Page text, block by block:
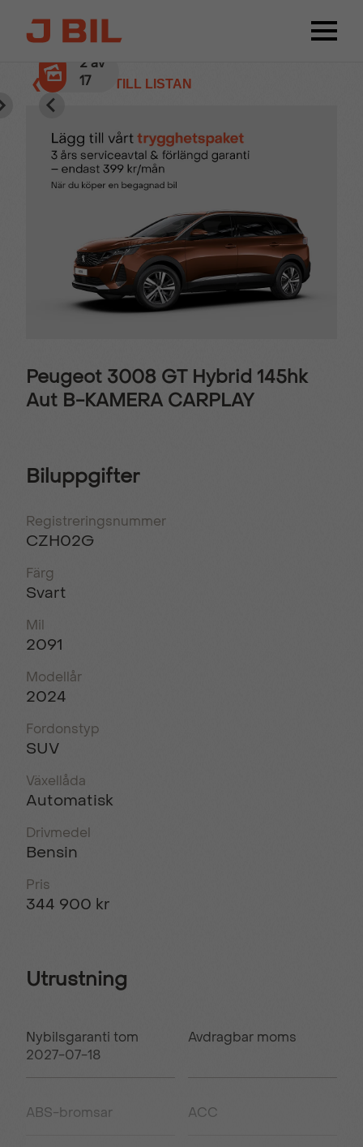
❮ TILLBAKA TILL LISTAN
2av
17
Peugeot 3008 GT Hybrid 145hk
Aut B-KAMERA CARPLAY
Biluppgifter
Registreringsnummer
CZH02G
Färg
Svart
Mil
2091
Modellår
2024
Fordonstyp
SUV
Växellåda
Automatisk
Drivmedel
Bensin
Pris
344 900 kr
Utrustning
Nybilsgaranti tom
2027-07-18
Avdragbar moms
ABS-bromsar ACC